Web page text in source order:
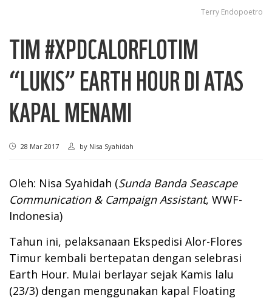
Terry Endopoetro
TIM #XPDCALORFLOTIM
“LUKIS” EARTH HOUR DI ATAS
KAPAL MENAMI
28 Mar 2017 by Nisa Syahidah
Oleh: Nisa Syahidah (Sunda Banda Seascape
Communication & Campaign Assistant, WWF-
Indonesia)
Tahun ini, pelaksanaan Ekspedisi Alor-Flores
Timur kembali bertepatan dengan selebrasi
Earth Hour. Mulai berlayar sejak Kamis lalu
(23/3) dengan menggunakan kapal Floating